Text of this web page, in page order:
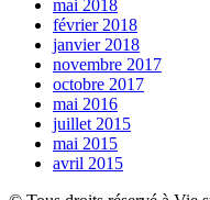
mai 2018
février 2018
janvier 2018
novembre 2017
octobre 2017
mai 2016
juillet 2015
mai 2015
avril 2015